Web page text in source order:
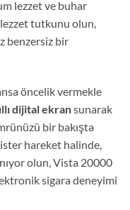
lezzet ve buhar
tutkunu olun,
benzersiz bir
öncelik vermekle
dijital ekransunarak
bir bakışta
hareket halinde,
olun, Vista 20000
sigara deneyimi